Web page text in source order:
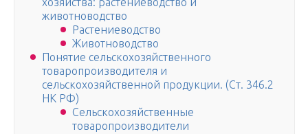
животноводство
Растениеводство
Животноводство
Понятие сельскохозяйственного
товаропроизводителя и
сельскохозяйственной продукции. (Ст. 346.2
НК РФ)
Сельскохозяйственные
товаропроизводители